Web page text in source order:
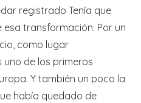
registrado Tenía que
transformación. Por un
como lugar
uno de los primeros
Y también un poco la
había quedado de